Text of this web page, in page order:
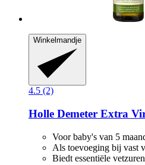
Winkelmandje
4.5 (2)
Holle Demeter Extra
Voor baby's van 5
Als toevoeging bij vast
Biedt essentiële vetzuren